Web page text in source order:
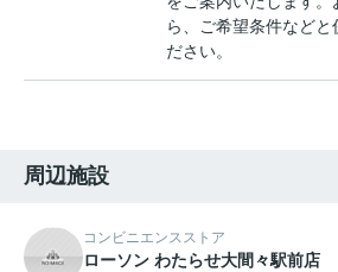
ら、ご希望条件などと
ださい。
周辺施設
コンビニエンスストア
ローソン わたらせ大間々駅前店